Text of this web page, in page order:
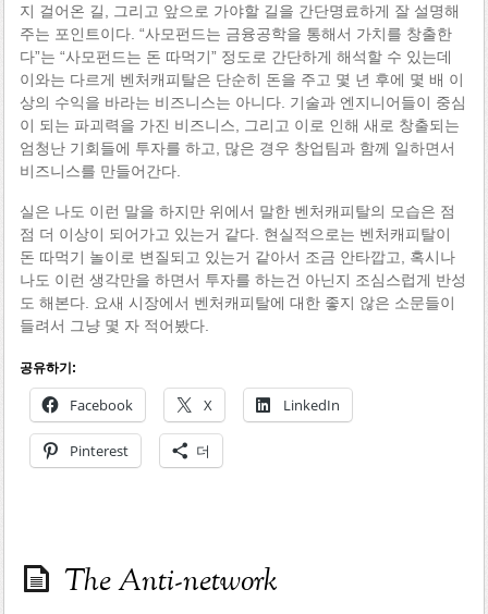
지 걸어온 길, 그리고 앞으로 가야할 길을 간단명료하게 잘 설명해
주는 포인트이다. “사모펀드는 금융공학을 통해서 가치를 창출한
다”는 “사모펀드는 돈 따먹기” 정도로 간단하게 해석할 수 있는데
이와는 다르게 벤처캐피탈은 단순히 돈을 주고 몇 년 후에 몇 배 이
상의 수익을 바라는 비즈니스는 아니다. 기술과 엔지니어들이 중심
이 되는 파괴력을 가진 비즈니스, 그리고 이로 인해 새로 창출되는
엄청난 기회들에 투자를 하고, 많은 경우 창업팀과 함께 일하면서
비즈니스를 만들어간다.
실은 나도 이런 말을 하지만 위에서 말한 벤처캐피탈의 모습은 점
점 더 이상이 되어가고 있는거 같다. 현실적으로는 벤처캐피탈이
돈 따먹기 놀이로 변질되고 있는거 같아서 조금 안타깝고, 혹시나
나도 이런 생각만을 하면서 투자를 하는건 아닌지 조심스럽게 반성
도 해본다. 요새 시장에서 벤처캐피탈에 대한 좋지 않은 소문들이
들려서 그냥 몇 자 적어봤다.
공유하기:
Facebook X LinkedIn
Pinterest 더
The Anti-network